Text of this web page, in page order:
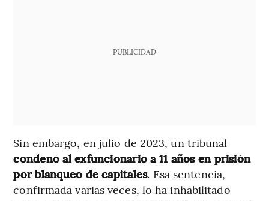
PUBLICIDAD
Sin embargo, en julio de 2023, un tribunal
condenó al exfuncionario a 11 años en prisión
por blanqueo de capitales. Esa sentencia,
confirmada varias veces, lo ha inhabilitado